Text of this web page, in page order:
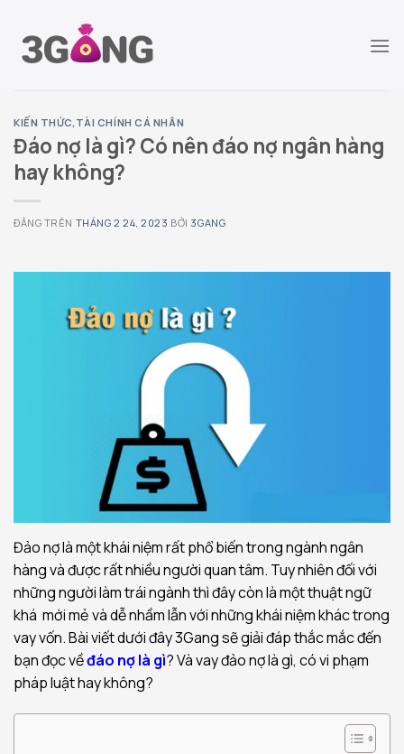
đến
KIẾN THỨC, TÀI CHÍNH CÁ NHÂN
Đáo nợ là gì? Có nên đáo nợ ngân hàng
hay không?
ĐĂNG TRÊN THÁNG 2 24, 2023 BỞI 3GANG
Đảo nợ là một khái niệm rất phổ biến trong ngành ngân
hàng và được rất nhiều người quan tâm. Tuy nhiên đối với
những người làm trái ngành thì đây còn là một thuật ngữ
khá mới mẻ và dễ nhầm lẫn với những khái niệm khác trong
vay vốn. Bài viết dưới đây 3Gang sẽ giải đáp thắc mắc đến
bạn đọc vềđáo nợ là gì? Và vay đảo nợ là gì, có vi phạm
pháp luật hay không?